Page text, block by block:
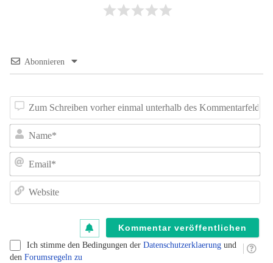
Abonnieren
Ich stimme den Bedingungen der Datenschutzerklaerung und
den Forumsregeln zu